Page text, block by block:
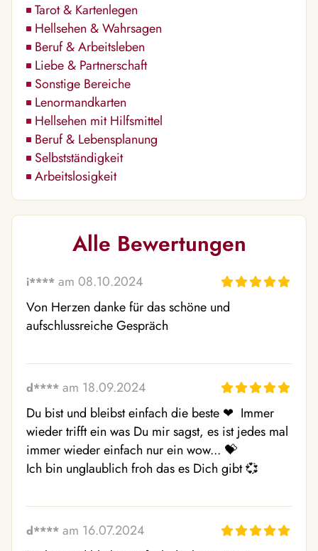
Tarot & Kartenlegen
Hellsehen & Wahrsagen
Beruf & Arbeitsleben
Liebe & Partnerschaft
Sonstige Bereiche
Lenormandkarten
Hellsehen mit Hilfsmittel
Beruf & Lebensplanung
Selbstständigkeit
Arbeitslosigkeit
Alle Bewertungen
i**** am 08.10.2024
Von Herzen danke für das schöne und
aufschlussreiche Gespräch
d**** am 18.09.2024
Du bist und bleibst einfach die beste ❤ ️ Immer
wieder trifft ein was Du mir sagst, es ist jedes mal
immer wieder einfach nur ein wow... 💝
d**** am 16.07.2024